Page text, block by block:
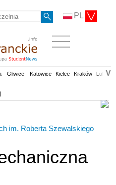
PL
Gliwice Katowice Kielce Kraków Lublin
V
im. Roberta Szewalskiego